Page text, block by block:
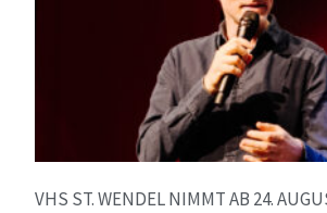
VHS ST. WENDEL NIMMT AB 24.